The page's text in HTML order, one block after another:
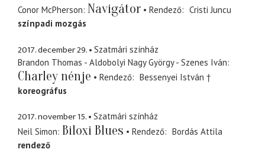
Conor McPherson Navigátor Rendező
Cristi Juncu
színpadi mozgás
2017. december 29.
Szatmári színház
Brandon Thomas - Aldobolyi Nagy György - Szenes Iván
Charley nénje Rendező
Bessenyei István †
koreográfus
2017. november 15.
Szatmári színház
Neil Simon Biloxi Blues Rendező
Bordás Attila
rendező